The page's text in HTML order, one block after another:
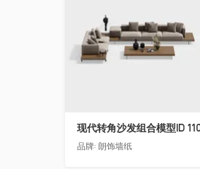
品牌: 朗饰墙纸